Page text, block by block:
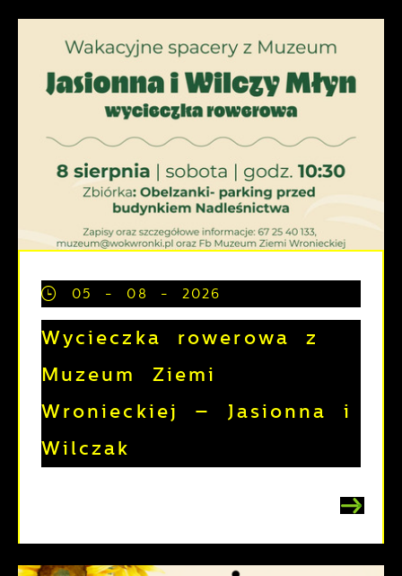
05 - 08 - 2026
Wycieczka rowerowa z
Muzeum Ziemi
Wronieckiej – Jasionna i
Wilczak